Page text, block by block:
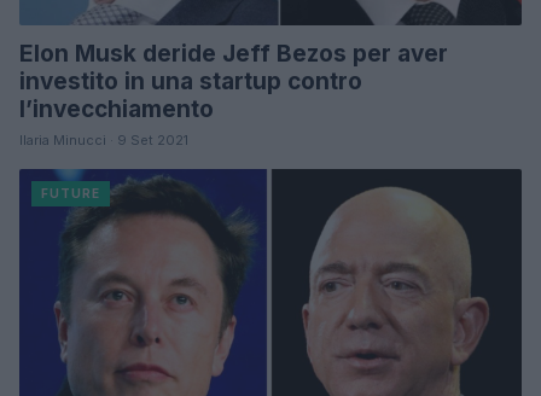
Elon Musk deride Jeff Bezos per aver
investito in una startup contro
l’invecchiamento
Ilaria Minucci · 9 Set 2021
FUTURE